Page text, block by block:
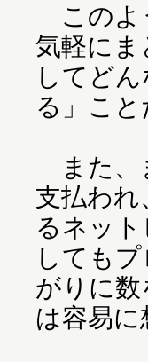
このよ
気軽にま
してど
る」こ
また、
支払わ
るネッ
しても
がりに
は容易に